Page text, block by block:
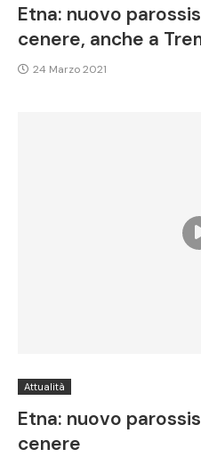
Etna: nuovo
cenere, anche a
24 Marzo 2021
Attualità
Etna: nuovo
cenere